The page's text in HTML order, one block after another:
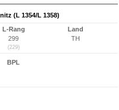
(L 1354/L 1358)
L-Rang
299
(229)
Land
TH
BPL